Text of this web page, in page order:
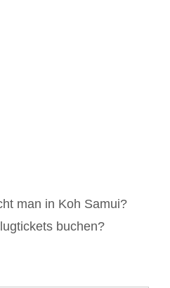
man in Koh Samui?
buchen?